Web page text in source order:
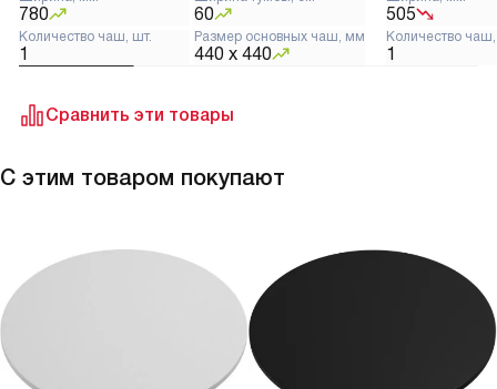
Сравнить эти товары
780 60
Количество чаш, шт.
1
Размер основных чаш, мм
440 х 440
505
Количество
1
С этим товаром покупают